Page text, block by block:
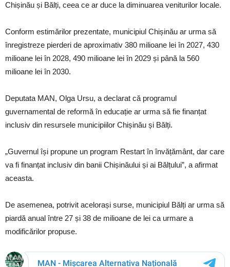
Chișinău și Bălți, ceea ce ar duce la diminuarea veniturilor locale.
Conform estimărilor prezentate, municipiul Chișinău ar urma să
înregistreze pierderi de aproximativ 380 milioane lei în 2027, 430
milioane lei în 2028, 490 milioane lei în 2029 și până la 560
milioane lei în 2030.
Deputata MAN, Olga Ursu, a declarat că programul
guvernamental de reformă în educație ar urma să fie finanțat
inclusiv din resursele municipiilor Chișinău și Bălți.
„Guvernul își propune un program Restart în învățământ, dar care
va fi finanțat inclusiv din banii Chișinăului și ai Bălțului”, a afirmat
aceasta.
De asemenea, potrivit acelorași surse, municipiul Bălți ar urma să
piardă anual între 27 și 38 de milioane de lei ca urmare a
modificărilor propuse.